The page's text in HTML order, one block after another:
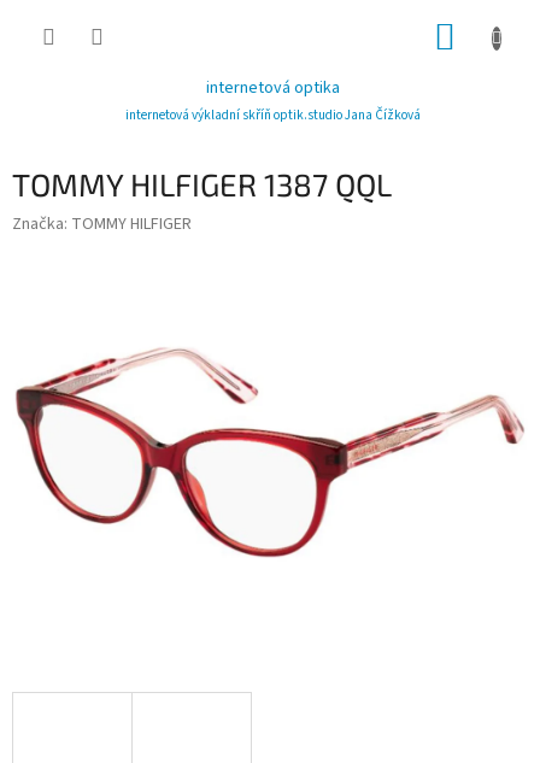
internetová optika
internetová výkladní skříň optik.studio Jana Čížková
TOMMY HILFIGER 1387 QQL
Značka: TOMMY HILFIGER